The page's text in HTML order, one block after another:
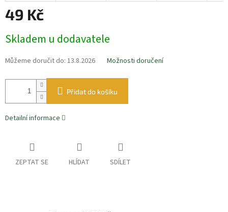
49 Kč
cena:
Skladem u dodavatele
Můžeme doručit do: 13.8.2026 Možnosti doručení
Přidat do košíku
Detailní informace
ZEPTAT SE HLÍDAT SDÍLET